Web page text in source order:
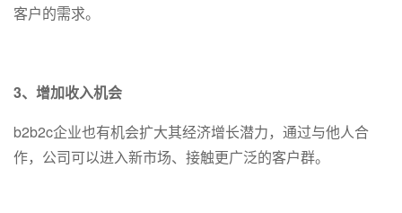
客户的需求。
3、增加收入机会
b2b2c企业也有机会扩大其经济增长潜力，通过与他人合
作，公司可以进入新市场、接触更广泛的客户群。